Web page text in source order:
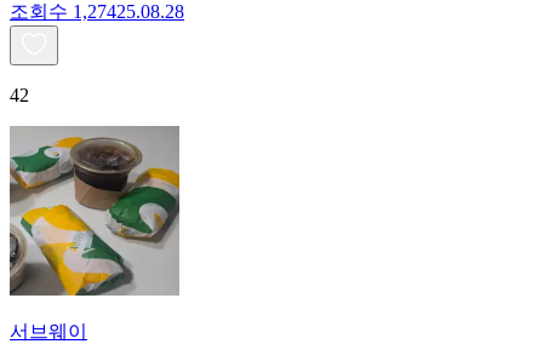
조회수 1,27425.08.28
42
서브웨이